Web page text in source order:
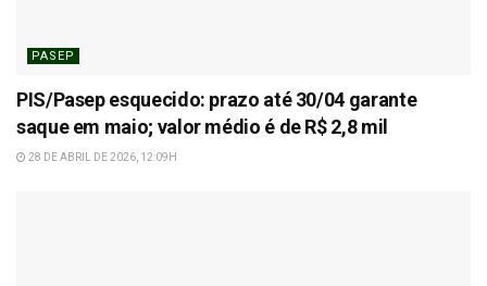
PASEP
PIS/Pasep esquecido: prazo até 30/04 garante
saque em maio; valor médio é de R$ 2,8 mil
28 DE ABRIL DE 2026, 12:09H